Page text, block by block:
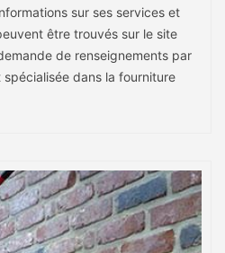
sur ses services et
être trouvés sur le site
de renseignements par
dans la fourniture